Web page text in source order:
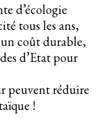
d’écologie
tous les ans,
un coût durable,
d’Etat pour
peuvent réduire
!